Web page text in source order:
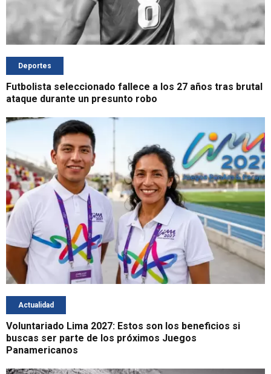
Deportes
Futbolista seleccionado fallece a los 27 años tras brutal
ataque durante un presunto robo
Actualidad
Voluntariado Lima 2027: Estos son los beneficios si
buscas ser parte de los próximos Juegos
Panamericanos